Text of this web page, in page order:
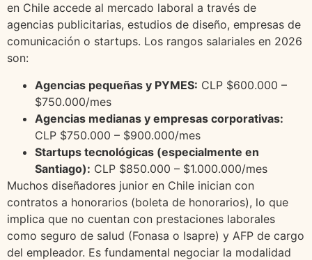
en Chile accede al mercado laboral a través de
agencias publicitarias, estudios de diseño, empresas de
comunicación o startups. Los rangos salariales en 2026
son:
Agencias pequeñas y PYMES: CLP $600.000 –
$750.000/mes
Agencias medianas y empresas corporativas:
CLP $750.000 – $900.000/mes
Startups tecnológicas (especialmente en
Santiago): CLP $850.000 – $1.000.000/mes
Muchos diseñadores junior en Chile inician con
contratos a honorarios (boleta de honorarios), lo que
implica que no cuentan con prestaciones laborales
como seguro de salud (Fonasa o Isapre) y AFP de cargo
del empleador. Es fundamental negociar la modalidad